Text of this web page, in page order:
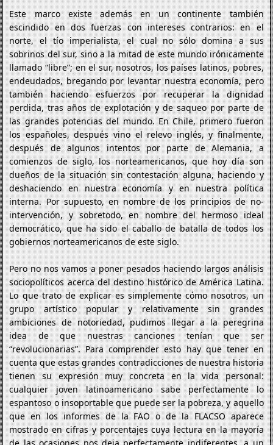
Este marco existe además en un continente también
escindido en dos fuerzas con intereses contrarios: en el
norte, el tío imperialista, el cual no sólo domina a sus
sobrinos del sur, sino a la mitad de este mundo irónicamente
llamado “libre”; en el sur, nosotros, los países latinos, pobres,
endeudados, bregando por levantar nuestra economía, pero
también haciendo esfuerzos por recuperar la dignidad
perdida, tras años de explotación y de saqueo por parte de
las grandes potencias del mundo. En Chile, primero fueron
los españoles, después vino el relevo inglés, y finalmente,
después de algunos intentos por parte de Alemania, a
comienzos de siglo, los norteamericanos, que hoy día son
dueños de la situación sin contestación alguna, haciendo y
deshaciendo en nuestra economía y en nuestra política
interna. Por supuesto, en nombre de los principios de no-
intervención, y sobretodo, en nombre del hermoso ideal
democrático, que ha sido el caballo de batalla de todos los
gobiernos norteamericanos de este siglo.
Pero no nos vamos a poner pesados haciendo largos análisis
sociopolíticos acerca del destino histórico de América Latina.
Lo que trato de explicar es simplemente cómo nosotros, un
grupo artístico popular y relativamente sin grandes
ambiciones de notoriedad, pudimos llegar a la peregrina
idea de que nuestras canciones tenían que ser
“revolucionarias”. Para comprender esto hay que tener en
cuenta que estas grandes contradicciones de nuestra historia
tienen su expresión muy concreta en la vida personal:
cualquier joven latinoamericano sabe perfectamente lo
espantoso o insoportable que puede ser la pobreza, y aquello
que en los informes de la FAO o de la FLACSO aparece
mostrado en cifras y porcentajes cuya lectura en la mayoría